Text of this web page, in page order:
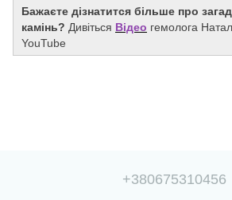
Бажаєте дізнатится більше про
камінь? Дивіться Відео гемолога
YouTube
+380675310456